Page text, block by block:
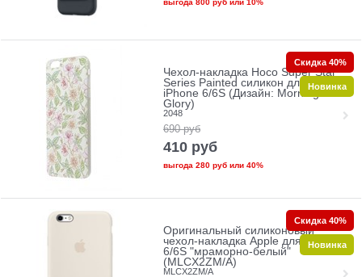
выгода 800 рубили 10%
Чехол-накладка Hoco Super Star
Series Painted силикон для Apple
iPhone 6/6S (Дизайн: Morning
Glory)
2048
690 руб
410 руб
выгода 280 рубили 40%
Скидка 40%
Новинка
Оригинальный силиконовый
чехол-накладка Apple для iPhone
6/6S "мраморно-белый"
(MLCX2ZM/A)
MLCX2ZM/A
Скидка 40%
Новинка